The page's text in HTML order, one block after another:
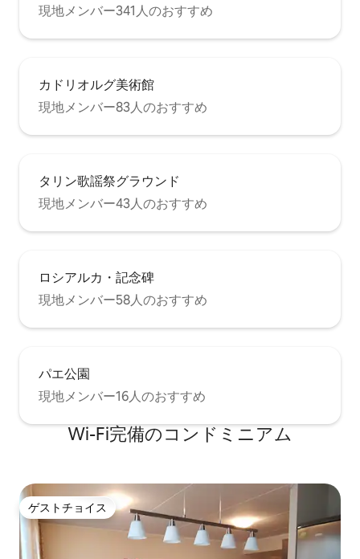
現地メンバー341人のおすすめ
カドリオルグ美術館
現地メンバー83人のおすすめ
タリン歌謡祭グラウンド
現地メンバー43人のおすすめ
ロシアルカ・記念碑
現地メンバー58人のおすすめ
パエ公園
現地メンバー16人のおすすめ
Wi-Fi完備のコンドミニアム
ゲストチョイス
ゲストチョイス